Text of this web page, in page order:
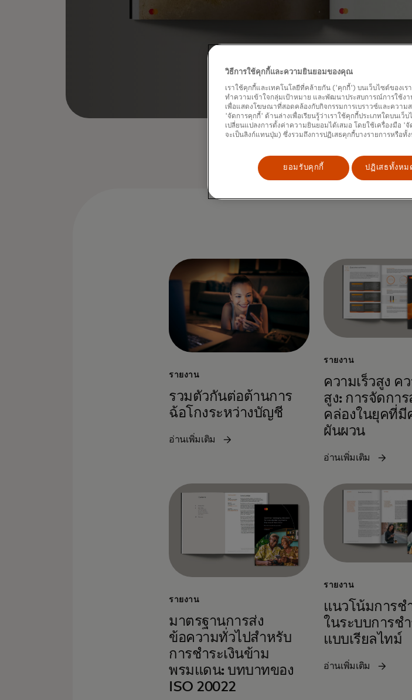
รายงาน
รวมตัวกันต่อต้านการ
ฉ้อโกงระหว่างบัญชี
อ่านเพิ่มเติม
รายงาน
ความเร็วสูง ค
สูง: การจัดกา
คล่องในยุคที่มี
ผันผวน
อ่านเพิ่มเติม
รายงาน
มาตรฐานการส่ง
ข้อความทั่วไปสำหรับ
การชำระเงินข้าม
พรมแดน: บทบาทของ
ISO 20022
รายงาน
แนวโน้มการช
ในระบบการชำ
แบบเรียลไทม์
อ่านเพิ่มเติม
วิธีการใช้คุกกี้และความยินยอมของคุณ
เราใช้คุกกี้และเทคโนโลยีที่คล้ายกัน ('คุกกี้') บนเว็บไซต์ของเร
ทำความเข้าใจกลุ่มเป้าหมาย และพัฒนาประสบการณ์การใช้งา
เพื่อแสดงโฆษณาที่สอดคล้องกับกิจกรรมการเบราวซ์และความ
'จัดการคุกกี้' ด้านล่างเพื่อเรียนรู้ว่าเราใช้คุกกี้ประเภทใดบนเ
เปลี่ยนแปลงการตั้งค่าความยินยอมได้เสมอ โดยใช้เครื่องมือ '
จะเป็นลิงก์แทนปุ่ม) ซึ่งรวมถึงการปฏิเสธคุกกี้บางรายการหรือ
ยอมรับคุกกี้ ปฏิเสธทั้งหม